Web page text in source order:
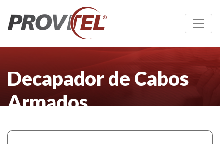
Decapador de Cabos
Armados